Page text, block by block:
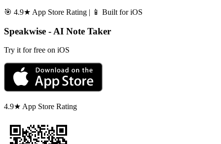
🎯 4.9★ App Store Rating | 📱 Built for iOS
Speakwise - AI Note Taker
Try it for free on iOS
4.9★ App Store Rating